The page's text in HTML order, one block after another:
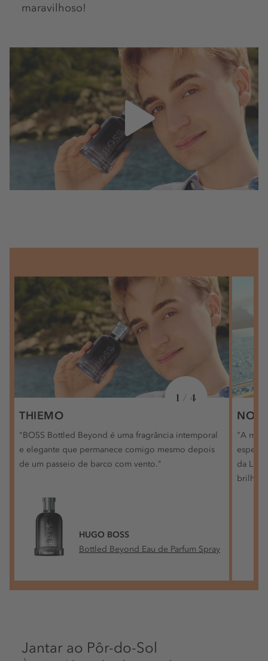
maravilhoso!
1 / 4
THIEMO
"BOSS Bottled Beyond é uma fragrância intemporal
e elegante que permanece comigo mesmo depois
de um passeio de barco com vento."
HUGO BOSS
Bottled Beyond Eau de Parfum Spray
"A
da
brilho
Jantar ao Pôr-do-Sol